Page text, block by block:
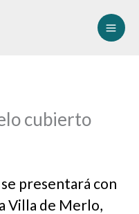
cubierto
presentará con
Villa de Merlo,